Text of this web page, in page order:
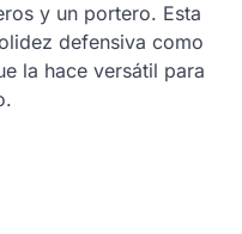
y un portero. Esta
defensiva como
la hace versátil para